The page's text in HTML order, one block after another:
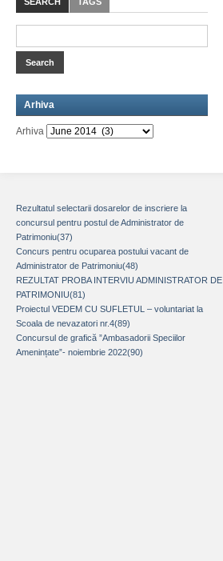
Arhiva
Arhiva
Rezultatul selectarii dosarelor de inscriere la
concursul pentru postul de Administrator de
Patrimoniu(37)
Concurs pentru ocuparea postului vacant de
Administrator de Patrimoniu(48)
REZULTAT PROBA INTERVIU ADMINISTRATOR DE
PATRIMONIU(81)
Proiectul VEDEM CU SUFLETUL – voluntariat la
Scoala de nevazatori nr.4(89)
Concursul de grafică ”Ambasadorii Speciilor
Amenințate”- noiembrie 2022(90)